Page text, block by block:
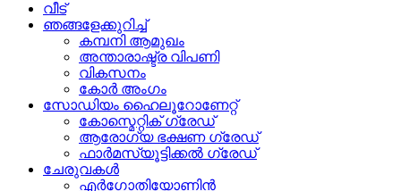
വീട്
ഞങ്ങളേക്കുറിച്ച്
കമ്പനി ആമുഖം
അന്താരാഷ്ട്ര വിപണി
വികസനം
കോർ അംഗം
സോഡിയം ഹൈലൂറോണേറ്റ്
കോസ്മെറ്റിക് ഗ്രേഡ്
ആരോഗ്യ ഭക്ഷണ ഗ്രേഡ്
ഫാർമസ്യൂട്ടിക്കൽ ഗ്രേഡ്
ചേരുവകൾ
എർഗോതിയോണിൻ